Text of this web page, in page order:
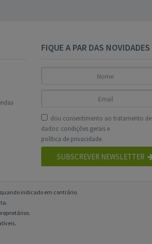
FIQUE A PAR DAS NOVIDADES
dou consentimento ao tratamento de
dados: condições geraise
política de privacidade.
SUBSCREVER NEWSLETTER
indicado em contrário.